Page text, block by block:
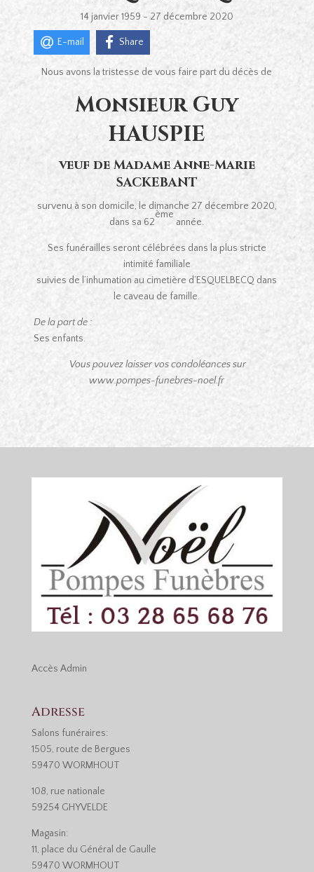
14 janvier 1959 - 27 décembre 2020
E-mail Share
Nous avons la tristesse de vous faire part du décès de
Monsieur Guy
HAUSPIE
veuf de Madame Anne-Marie
SACKEBANT
survenu à son domicile, le dimanche 27 décembre 2020,
dans sa 62
ème
année.
Ses funérailles seront célébrées dans la plus stricte
intimité familiale
suivies de l’inhumation au cimetière d’ESQUELBECQ dans
le caveau de famille.
De la part de :
Ses enfants.
Vous pouvez laisser vos condoléances sur
www.pompes-funebres-noel.fr
Accès Admin
Adresse
Salons funéraires:
1505, route de Bergues
59470 WORMHOUT
108, rue nationale
59254 GHYVELDE
Magasin:
11, place du Général de Gaulle
59470 WORMHOUT